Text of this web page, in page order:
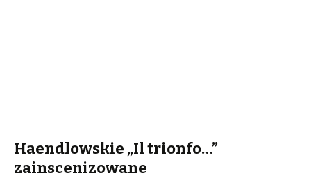
Haendlowskie „Il trionfo…”
zainscenizowane